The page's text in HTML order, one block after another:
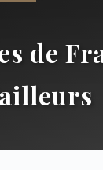
de